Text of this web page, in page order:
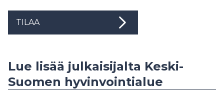
TILAA
Lue lisää julkaisijalta Keski-
Suomen hyvinvointialue